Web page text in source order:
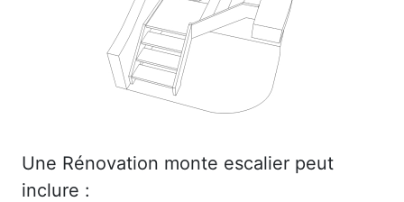
Une Rénovation monte escalier peut
inclure :